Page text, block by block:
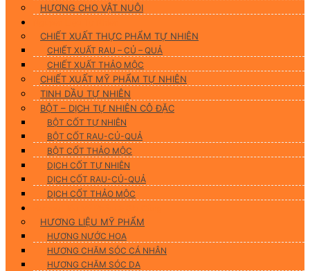
HƯƠNG CHO VẬT NUÔI
CHIẾT XUẤT THỰC PHẨM TỰ NHIÊN
CHIẾT XUẤT RAU – CỦ – QUẢ
CHIẾT XUẤT THẢO MỘC
CHIẾT XUẤT MỸ PHẨM TỰ NHIÊN
TINH DẦU TỰ NHIÊN
BỘT – DỊCH TỰ NHIÊN CÔ ĐẶC
BỘT CỐT TỰ NHIÊN
BỘT CỐT RAU-CỦ-QUẢ
BỘT CỐT THẢO MỘC
DỊCH CỐT TỰ NHIÊN
DỊCH CỐT RAU-CỦ-QUẢ
DỊCH CỐT THẢO MỘC
HƯƠNG LIỆU MỸ PHẨM
HƯƠNG NƯỚC HOA
HƯƠNG CHĂM SÓC CÁ NHÂN
HƯƠNG CHĂM SÓC DA